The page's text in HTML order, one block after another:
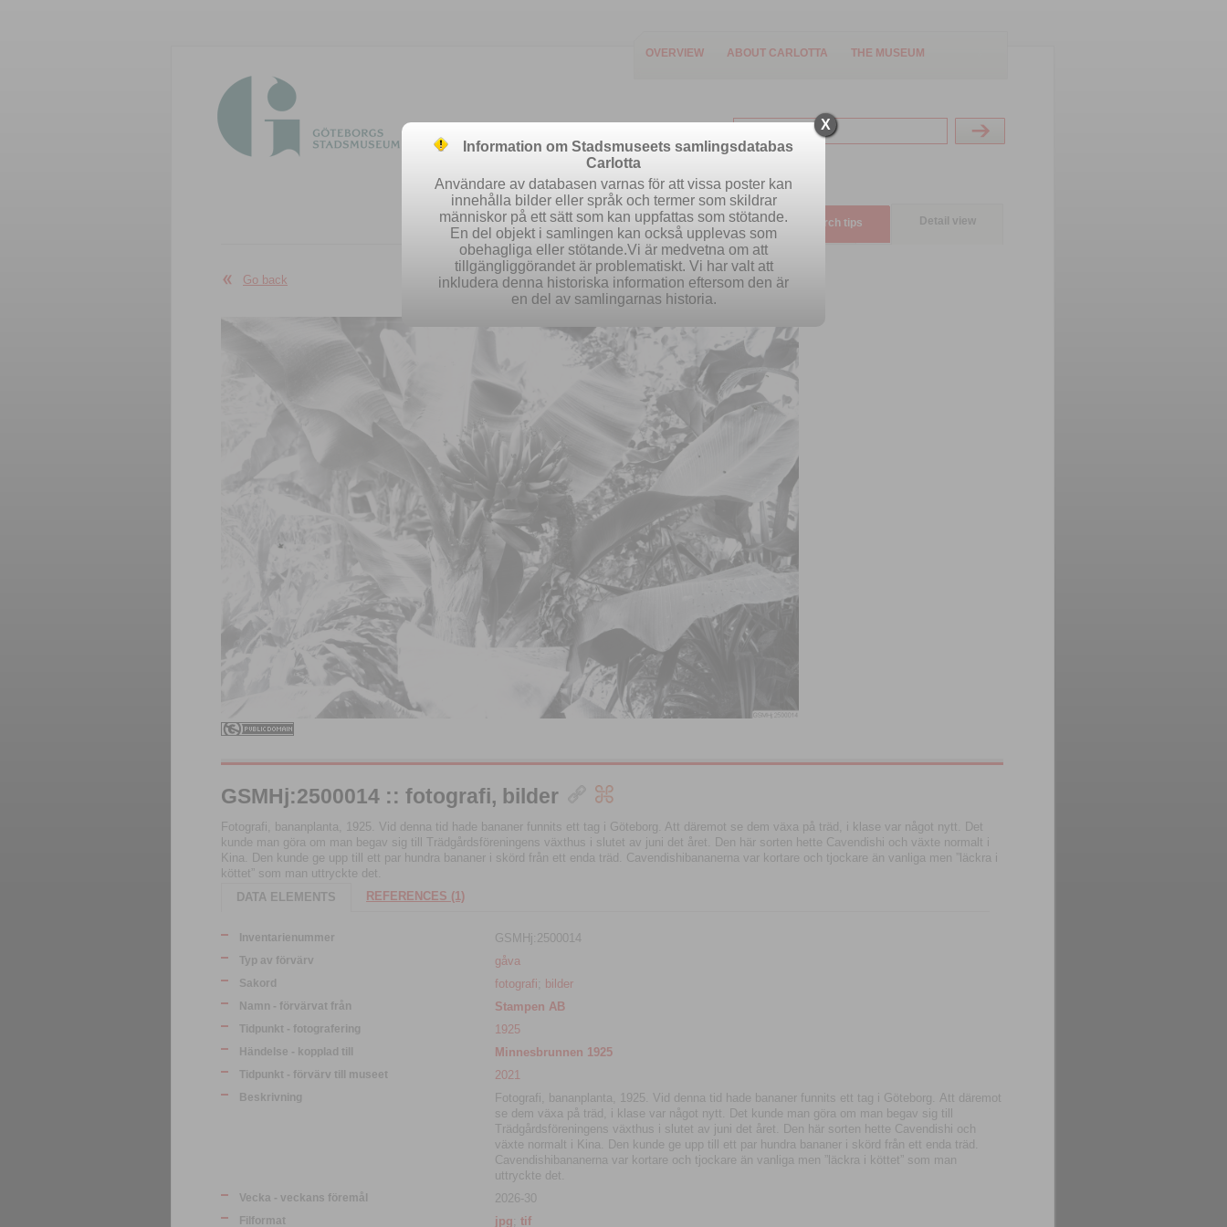
OVERVIEW ABOUT CARLOTTA THE MUSEUM
Easy search Advanced search Search tips Detail view
Go back
GSMHj:2500014 :: fotografi, bilder
Fotografi, bananplanta, 1925. Vid denna tid hade bananer funnits ett tag i Göteborg. Att däremot se dem växa på träd, i klase var något nytt. Det
kunde man göra om man begav sig till Trädgårdsföreningens växthus i slutet av juni det året. Den här sorten hette Cavendishi och växte normalt i
Kina. Den kunde ge upp till ett par hundra bananer i skörd från ett enda träd. Cavendishibananerna var kortare och tjockare än vanliga men ”läckra i
köttet” som man uttryckte det.
DATA ELEMENTS
REFERENCES (1)
Inventarienummer GSMHj:2500014
Typ av förvärv gåva
Sakord fotografi bilder
Namn - förvärvat från Stampen AB
Tidpunkt - fotografering 1925
Händelse - kopplad till Minnesbrunnen 1925
Tidpunkt - förvärv till museet 2021
Beskrivning
Fotografi, bananplanta, 1925. Vid denna tid hade bananer funnits ett tag i Göteborg. Att däremot
se dem växa på träd, i klase var något nytt. Det kunde man göra om man begav sig till
Trädgårdsföreningens växthus i slutet av juni det året. Den här sorten hette Cavendishi och
växte normalt i Kina. Den kunde ge upp till ett par hundra bananer i skörd från ett enda träd.
Cavendishibananerna var kortare och tjockare än vanliga men ”läckra i köttet” som man
uttryckte det.
Vecka - veckans föremål 2026-30
Filformat jpg tif
X
Information om Stadsmuseets samlingsdatabas
Carlotta
Användare av databasen varnas för att vissa poster kan
innehålla bilder eller språk och termer som skildrar
människor på ett sätt som kan uppfattas som stötande.
En del objekt i samlingen kan också upplevas som
obehagliga eller stötande.Vi är medvetna om att
tillgängliggörandet är problematiskt. Vi har valt att
inkludera denna historiska information eftersom den är
en del av samlingarnas historia.